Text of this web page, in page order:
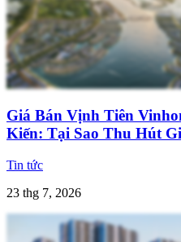
Giá Bán Vịnh Tiên
Kiến: Tại Sao Thu Hút
Tin tức
23 thg 7, 2026